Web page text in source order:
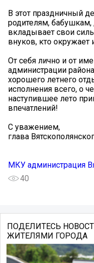
В этот праздничный
родителям,
вкладывает свои
внуков, кто окружает
От себя лично и от
администрации
хорошего летнего
исполнения всего, о
наступившее лето
впечатлений!
С уважением,
глава
МКУ администрация
40
ПОДЕЛИТЕСЬ
ЖИТЕЛЯМИ ГОРОДА